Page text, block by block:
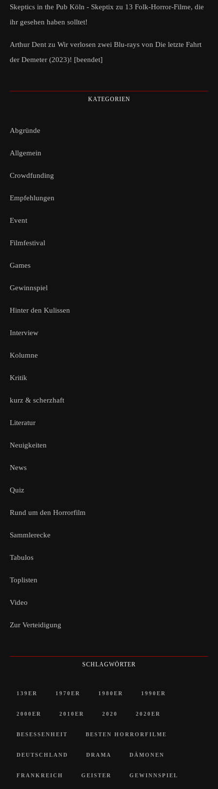
Skeptics in the Pub Köln - Skeptix zu 13 Folk-Horror-Filme, die
ihr gesehen haben solltet!
Arthur Dent zu Wir verlosen zwei Blu-rays von Die letzte Fahrt
der Demeter (2023)! [beendet]
KATEGORIEN
Abgründe
Allgemein
Crowdfunding
Empfehlungen
Event
Filmfestival
Games
Gewinnspiel
Hinter den Kulissen
Interview
Kolumne
Kritik
kurz & scherzhaft
Literatur
Neuigkeiten
News
Quiz
Rund um den Horrorfilm
Sammlerecke
Tabulos
Toplisten
Video
Zur Verteidigung
SCHLAGWÖRTER
139ER 1970ER 1980ER 1990ER
2000ER 2010ER 2020 2020ER
BESESSENHEIT BESTEN HORRORFILME
DEUTSCHLAND DRAMA DÄMONEN
FRANKREICH GEISTER GEWINNSPIEL